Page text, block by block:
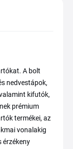
A bolt
nedvestápok,
kifutók,
prémium
termékei, az
vonalakig
érzékeny